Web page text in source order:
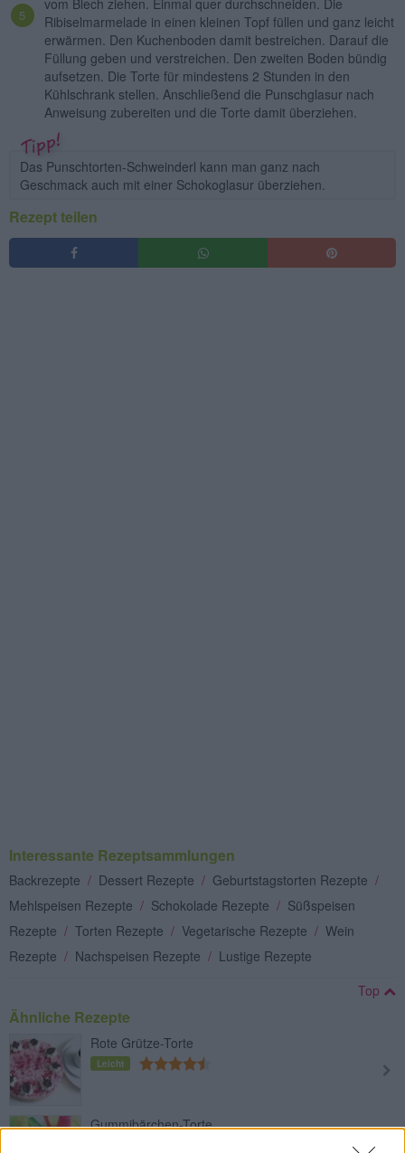
Ribiselmarmelade in einen kleinen Topf füllen und ganz leicht
erwärmen. Den Kuchenboden damit bestreichen. Darauf die
Füllung geben und verstreichen. Den zweiten Boden bündig
aufsetzen. Die Torte für mindestens 2 Stunden in den
Kühlschrank stellen. Anschließend die Punschglasur nach
Anweisung zubereiten und die Torte damit überziehen.
Das Punschtorten-Schweinderl kann man ganz nach
Geschmack auch mit einer Schokoglasur überziehen.
Rezept teilen
Interessante Rezeptsammlungen
Backrezepte / Dessert Rezepte / Geburtstagstorten Rezepte /
Mehlspeisen Rezepte / Schokolade Rezepte / Süßspeisen
Rezepte / Torten Rezepte / Vegetarische Rezepte / Wein
Rezepte / Nachspeisen Rezepte / Lustige Rezepte
Top
Ähnliche Rezepte
Rote Grütze-Torte
Leicht
Gummibärchen-Torte